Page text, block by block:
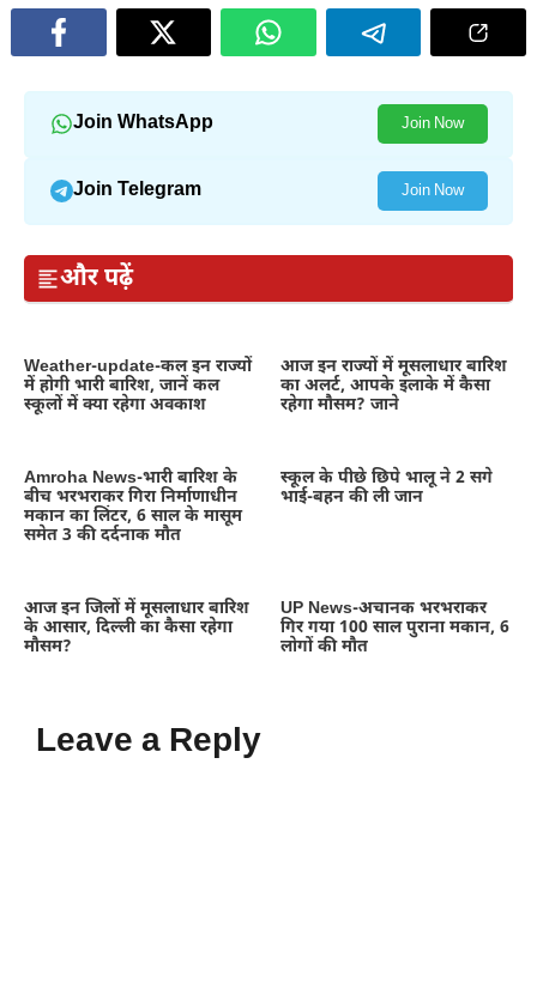
Join WhatsApp Join Now
Join Telegram Join Now
और पढ़ें
Weather-update-कल इन राज्यों
में होगी भारी बारिश, जानें कल
स्कूलों में क्या रहेगा अवकाश
आज इन राज्यों में मूसलाधार बारिश
का अलर्ट, आपके इलाके में कैसा
रहेगा मौसम? जाने
Amroha News-भारी बारिश के
बीच भरभराकर गिरा निर्माणाधीन
मकान का लिंटर, 6 साल के मासूम
समेत 3 की दर्दनाक मौत
स्कूल के पीछे छिपे भालू ने 2 सगे
भाई-बहन की ली जान
आज इन जिलों में मूसलाधार बारिश
के आसार, दिल्ली का कैसा रहेगा
मौसम?
UP News-अचानक भरभराकर
गिर गया 100 साल पुराना मकान, 6
लोगों की मौत
Leave a Reply